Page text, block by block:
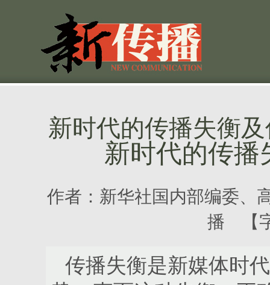
新时代的传播失衡
新时代的传播
作者： 新华社国内部编委、
播 【
传播失衡是新媒体时